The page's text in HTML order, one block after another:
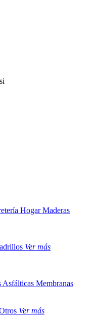
HogarMaderas
Ver más
Asfálticas Membranas
Ver más